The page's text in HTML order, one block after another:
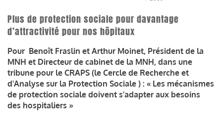
Plus de protection sociale pour davantage
d’attractivité pour nos hôpitaux
Pour Benoît Fraslin et Arthur Moinet, Président de la
MNH et Directeur de cabinet de la MNH, dans une
tribune pour le CRAPS (le Cercle de Recherche et
d'Analyse sur la Protection Sociale ) : « Les mécanismes
de protection sociale doivent s’adapter aux besoins
des hospitaliers »